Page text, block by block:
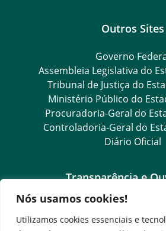
Nós usamos cookies!
Utilizamos cookies essenciais e
Outros Sites
Governo
Assembleia Legislativa do
Tribunal de Justiça do
Ministério Público do
Procuradoria-Geral do
Controladoria-Geral do
Diário Oficial
Transparência e
LGPD
Goiás